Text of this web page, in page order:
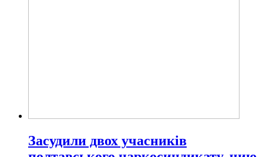
Засудили двох учасників